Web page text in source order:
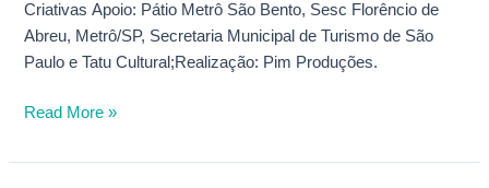
Criativas Apoio: Pátio Metrô São Bento, Sesc Florêncio de
Abreu, Metrô/SP, Secretaria Municipal de Turismo de São
Paulo e Tatu Cultural;Realização: Pim Produções.
Read More »